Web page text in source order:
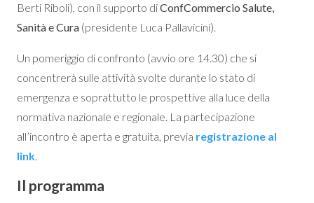
Berti Riboli), con il supporto diConfCommercio Salute,
Sanità e Cura (presidente Luca Pallavicini).
Un pomeriggio di confronto (avvio ore 14.30) che si
concentrerà sulle attività svolte durante lo stato di
emergenza e soprattutto le prospettive alla luce della
normativa nazionale e regionale. La partecipazione
all’incontro è aperta e gratuita, previa registrazione al
link.
Il programma